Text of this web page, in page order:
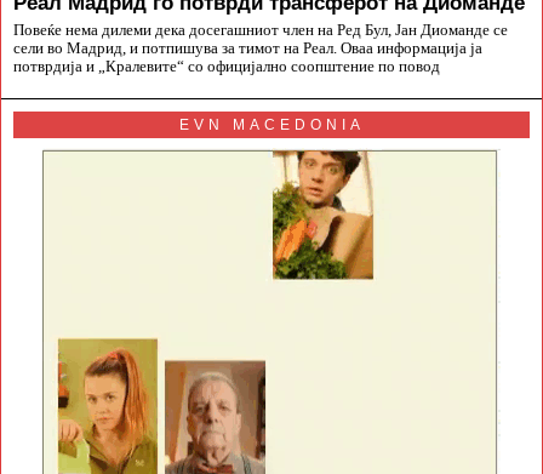
Повеќе нема дилеми дека досегашниот член на Ред Бул, Јан Диоманде се
сели во Мадрид, и потпишува за тимот на Реал. Оваа информација ја
потврдија и „Кралевите“ со официјално соопштение по повод
EVN MACEDONIA